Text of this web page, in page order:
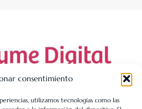
consentimiento
utilizamos tecnologías como las